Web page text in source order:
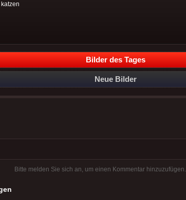
katzen
Bilder des Tages
Neue Bilder
Bitte melden Sie sich an, um einen Kommentar hinzuzufügen.